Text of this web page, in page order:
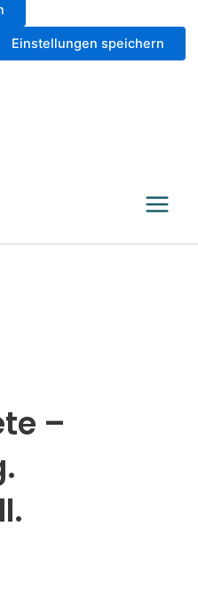
Einstellungen speichern
–